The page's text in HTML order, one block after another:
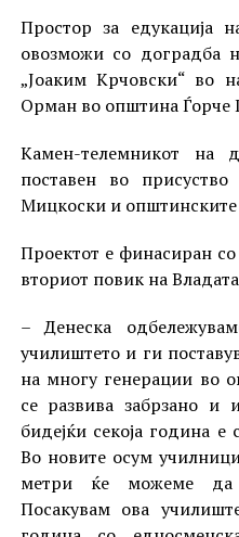
Простор за едукација
овозможи со доградба
„Јоаким Крчовски“ во
Орман во општина Ѓорче
Камен-телемникот на
поставен во
Мицкоски и општинските
Проектот е финасиран
вториот повик на
– Денеска
училиштето и ги
на многу генерации во
се развива забрзано и
бидејќи секоја година
Во новите осум
метри ќе можеме
Посакувам ова